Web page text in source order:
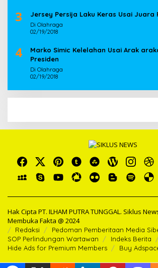
3 Jersey Persija Laku Keras Usai Juara
Di Olahraga
02/19/2018
4
Marko Simic Kelelahan Usai Arak
Presiden
Di Olahraga
02/19/2018
Hak Cipta PT. ILHAM PUTRA TUNGGAL. Siklus
Membuka Fakta @ 2024
Redaksi
Pedoman Pemberitaan Media
SOP Perlindungan Wartawan
Indeks Berita
Hide Ads for Premium Members
Buy